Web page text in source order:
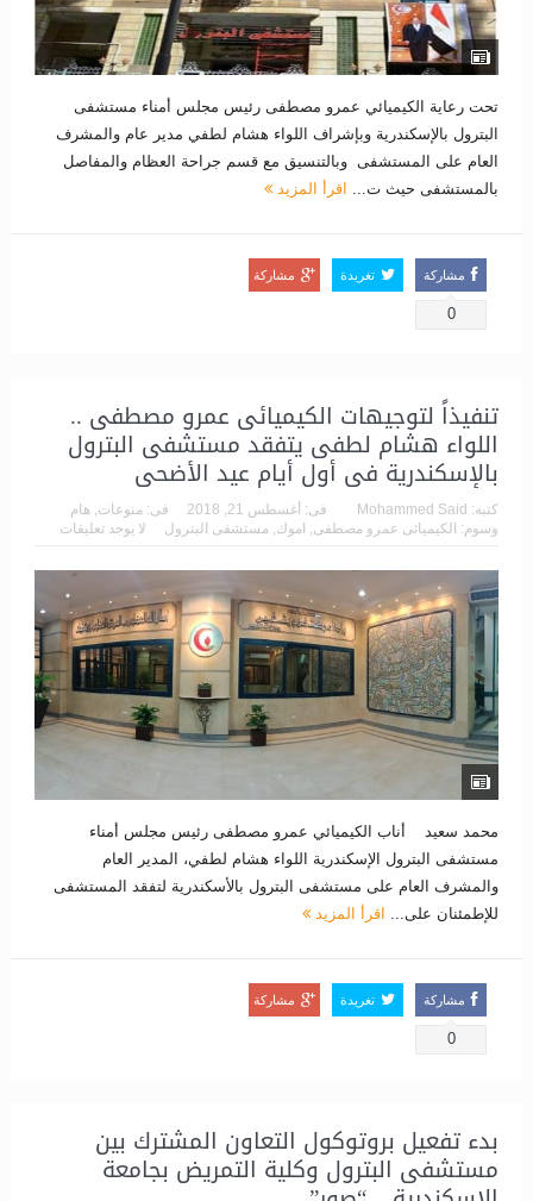
تحت رعاية الكيميائي عمرو مصطفى رئيس مجلس أمناء مستشفى
البترول بالإسكندرية وبإشراف اللواء هشام لطفي مدير عام والمشرف
العام على المستشفى وبالتنسيق مع قسم جراحة العظام والمفاصل
بالمستشفى حيث ت...
اقرأ المزيد
مشاركة
0
تغريدة مشاركة
تنفيذاً لتوجيهات الكيميائى عمرو مصطفى ..
اللواء هشام لطفى يتفقد مستشفى البترول
بالإسكندرية فى أول أيام عيد الأضحى
كتبه: Mohammed Said فى: أغسطس 21, 2018 فى: منوعات, هام
وسوم: الكيميائى عمرو مصطفى, اموك, مستشفى البترول لا يوجد تعليقات
محمد سعيد أناب الكيميائي عمرو مصطفى رئيس مجلس أمناء
مستشفى البترول الإسكندرية اللواء هشام لطفي، المدير العام
والمشرف العام على مستشفى البترول بالأسكندرية لتفقد المستشفى
للإطمئنان على...
اقرأ المزيد
مشاركة
0
تغريدة مشاركة
بدء تفعيل بروتوكول التعاون المشترك بين
مستشفى البترول وكلية التمريض بجامعة